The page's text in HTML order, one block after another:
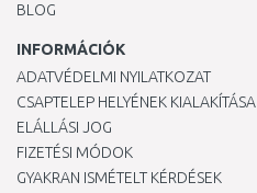
BLOG
INFORMÁCIÓK
ADATVÉDELMI NYILATKOZAT
CSAPTELEP HELYÉNEK KIALAKÍTÁSA
ELÁLLÁSI JOG
FIZETÉSI MÓDOK
GYAKRAN ISMÉTELT KÉRDÉSEK